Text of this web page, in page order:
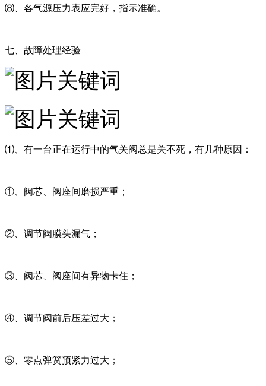
⑻、各气源压力表应完好，指示准确。
七、故障处理经验
⑴、有一台正在运行中的气关阀总是关不死，有几种原因：
①、阀芯、阀座间磨损严重；
②、调节阀膜头漏气；
③、阀芯、阀座间有异物卡住；
④、调节阀前后压差过大；
⑤、零点弹簧预紧力过大；